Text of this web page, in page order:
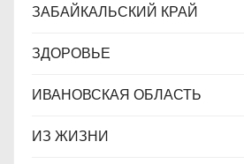
ЗАБАЙКАЛЬСКИЙ КРАЙ
ЗДОРОВЬЕ
ИВАНОВСКАЯ ОБЛАСТЬ
ИЗ ЖИЗНИ